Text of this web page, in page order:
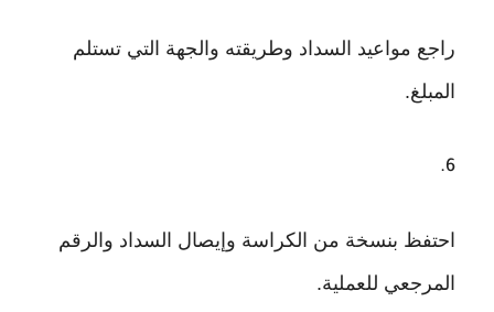
راجع مواعيد السداد وطريقته والجهة التي تستلم
المبلغ.
احتفظ بنسخة من الكراسة وإيصال السداد والرقم
المرجعي للعملية.